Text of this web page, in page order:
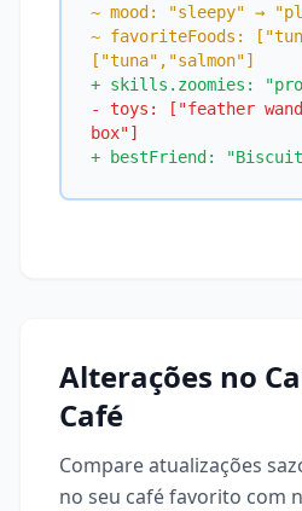
~ mood: "sleepy" →
~ favoriteFoods:
["tuna","salmon"]
+ skills.zoomies:
- toys: ["feather
box"]
+ bestFriend:
Alterações no
Café
Compare atualizações
no seu café favorito com